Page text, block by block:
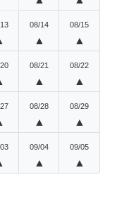
08/14
▲
08/15
▲
08/21
▲
08/22
▲
08/28
▲
08/29
▲
09/04
▲
09/05
▲